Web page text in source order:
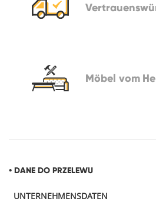
Möbel vom
• DANE DO PRZELEWU
UNTERNEHMENSDATEN